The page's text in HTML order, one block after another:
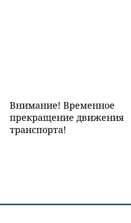
Внимание! Временное
прекращение движения
транспорта!